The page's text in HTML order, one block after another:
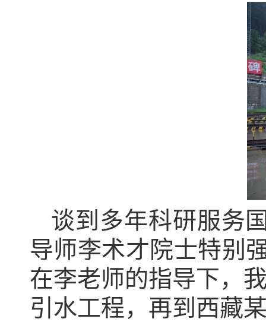
谈到多年科研服务
导师李术才院士特别
在李老师的指导下，
引水工程，再到西藏